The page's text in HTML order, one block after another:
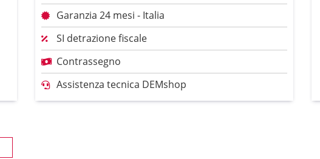
Garanzia 24 mesi - Italia
SI detrazione fiscale
Contrassegno
Assistenza tecnica DEMshop